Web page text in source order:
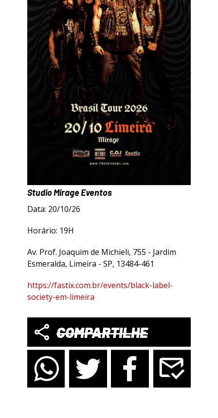
Studio Mirage Eventos
Data: 20/10/26
Horário: 19H
Av. Prof. Joaquim de Michieli, 755 - Jardim
Esmeralda, Limeira - SP, 13484-461
https://fastix.com.br/events/black-label-
society-em-limeira
COMPARTILHE